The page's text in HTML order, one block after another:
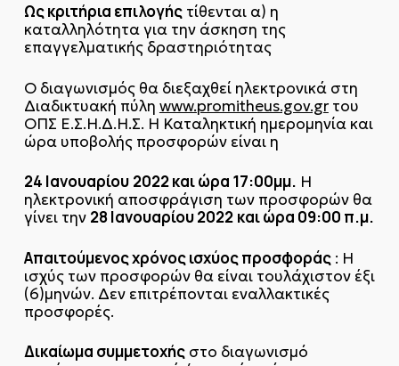
Ως κριτήρια επιλογήςτίθενται α) η
καταλληλότητα για την άσκηση της
επαγγελματικής δραστηριότητας
Ο διαγωνισμός θα διεξαχθεί ηλεκτρονικά στη
Διαδικτυακή πύλη www.promitheus.gov.grτου
ΟΠΣ Ε.Σ.Η.Δ.Η.Σ. Η Καταληκτική ημερομηνία και
ώρα υποβολής προσφορών είναι η
24 Ιανουαρίου 2022 και ώρα 17:00μμ. Η
ηλεκτρονική αποσφράγιση των προσφορών θα
γίνει την 28 Ιανουαρίου 2022 και ώρα 09:00 π.μ.
Απαιτούμενος χρόνος ισχύος προσφοράς: Η
ισχύς των προσφορών θα είναι τουλάχιστον έξι
(6)μηνών. Δεν επιτρέπονται εναλλακτικές
προσφορές.
Δικαίωμα συμμετοχήςστο διαγωνισμό